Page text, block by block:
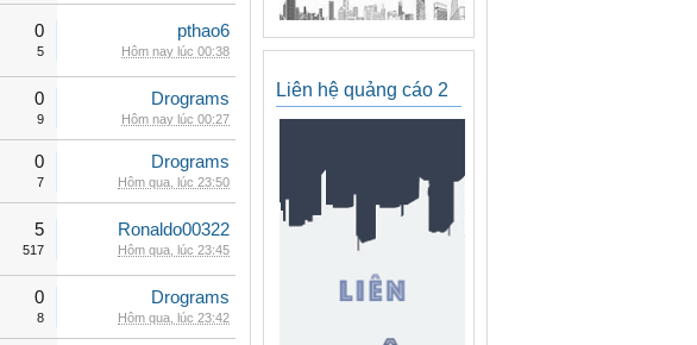
0
5
pthao6
Hôm nay lúc 00:38
0
9
Drograms
Hôm nay lúc 00:27
0
7
Drograms
Hôm qua, lúc 23:50
5
517
Ronaldo00322
Hôm qua, lúc 23:45
0
8
Drograms
Hôm qua, lúc 23:42
Liên hệ quảng cáo 2